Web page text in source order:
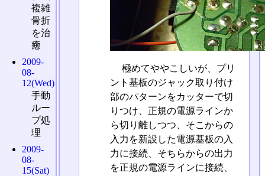
極めてややこしいが、プリ
ント基板のジャック取り付け
部のパターンをカッターで切
りつけ、正規の電源ラインか
ら切り離しつつ、そこからの
入力を新設した電源基板の入
力に接続、そちらからの出力
を正規の電源ラインに接続、
複雑
骨折
を治
癒
2009-
08-
12(Wed)
手動
ルー
プ処
理
2009-
08-
15(Sat)